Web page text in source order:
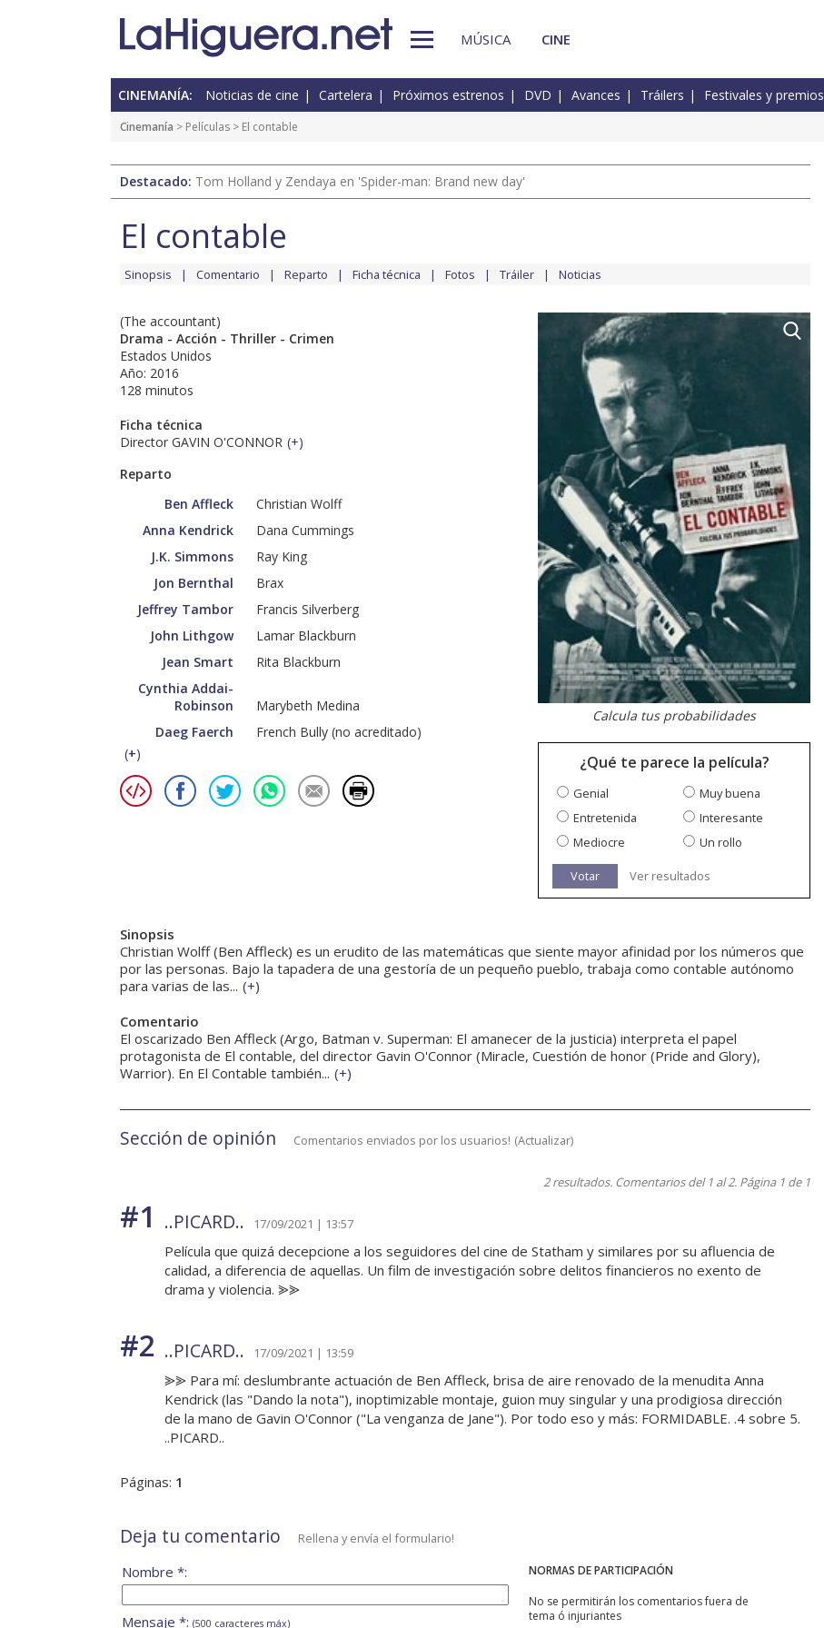
MÚSICA CINE
CINEMANÍA: Noticias de cine Cartelera Próximos estrenos DVD Avances Tráilers Festivales y premios
Cinemanía > Películas > El contable
Destacado: Tom Holland y Zendaya en 'Spider-man: Brand new day'
El contable
Sinopsis Comentario Reparto Ficha técnica Fotos Tráiler Noticias
(The accountant)
Drama - Acción - Thriller - Crimen
Estados Unidos
Año: 2016
128 minutos
Ficha técnica
Director GAVIN O'CONNOR (+)
Reparto
Ben Affleck
Christian Wolff
Anna Kendrick
Dana Cummings
J.K. Simmons
Ray King
Jon Bernthal
Brax
Jeffrey Tambor
Francis Silverberg
John Lithgow
Lamar Blackburn
Jean Smart
Rita Blackburn
Cynthia Addai-
Robinson
Marybeth Medina
Daeg Faerch
French Bully (no acreditado)
(+)
Calcula tus probabilidades
¿Qué te parece la película?
Genial
Muy buena
Entretenida
Interesante
Mediocre
Un rollo
Votar Ver resultados
Sinopsis
Christian Wolff (Ben Affleck) es un erudito de las matemáticas que siente mayor afinidad por los números que
por las personas. Bajo la tapadera de una gestoría de un pequeño pueblo, trabaja como contable autónomo
para varias de las... (+)
Comentario
El oscarizado Ben Affleck (Argo, Batman v. Superman: El amanecer de la justicia) interpreta el papel
protagonista de El contable, del director Gavin O'Connor (Miracle, Cuestión de honor (Pride and Glory),
Warrior). En El Contable también... (+)
Sección de opinión Comentarios enviados por los usuarios! (Actualizar)
2 resultados. Comentarios del 1 al 2. Página 1 de 1
#1 ..PICARD.. 17/09/2021 | 13:57
Película que quizá decepcione a los seguidores del cine de Statham y similares por su afluencia de
calidad, a diferencia de aquellas. Un film de investigación sobre delitos financieros no exento de
drama y violencia. ⪢⪢
#2 ..PICARD.. 17/09/2021 | 13:59
⪢⪢ Para mí: deslumbrante actuación de Ben Affleck, brisa de aire renovado de la menudita Anna
Kendrick (las "Dando la nota"), inoptimizable montaje, guion muy singular y una prodigiosa dirección
de la mano de Gavin O'Connor ("La venganza de Jane"). Por todo eso y más: FORMIDABLE. .4 sobre 5.
..PICARD..
Páginas: 1
Deja tu comentario Rellena y envía el formulario!
NORMAS DE PARTICIPACIÓN
No se permitirán los comentarios fuera de
tema ó injuriantes
Nombre *:
Mensaje *: (500 caracteres máx)